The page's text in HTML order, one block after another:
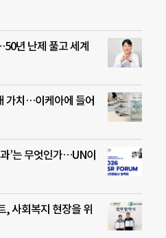
년 난제 풀고 세계
가치…이케아에 들어
’는 무엇인가…UN이
, 사회복지 현장을 위